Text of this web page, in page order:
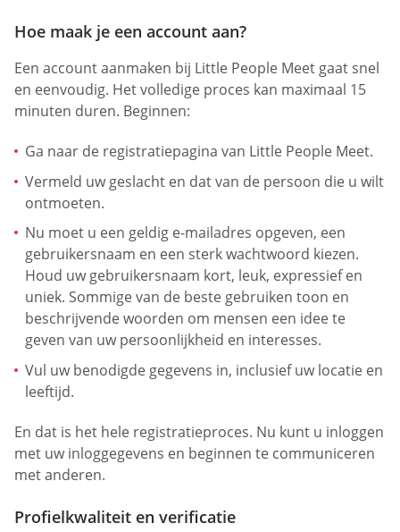
Hoe maak je een account aan?
Een account aanmaken bij Little People Meet gaat snel
en eenvoudig. Het volledige proces kan maximaal 15
minuten duren. Beginnen:
Ga naar de registratiepagina van Little People Meet.
Vermeld uw geslacht en dat van de persoon die u wilt
ontmoeten.
Nu moet u een geldig e-mailadres opgeven, een
gebruikersnaam en een sterk wachtwoord kiezen.
Houd uw gebruikersnaam kort, leuk, expressief en
uniek. Sommige van de beste gebruiken toon en
beschrijvende woorden om mensen een idee te
geven van uw persoonlijkheid en interesses.
Vul uw benodigde gegevens in, inclusief uw locatie en
leeftijd.
En dat is het hele registratieproces. Nu kunt u inloggen
met uw inloggegevens en beginnen te communiceren
met anderen.
Profielkwaliteit en verificatie